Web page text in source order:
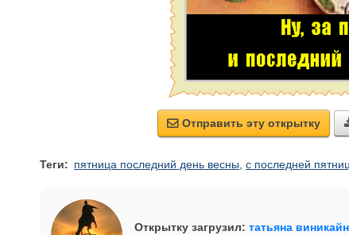
 Отправить эту открытку
Теги: пятница последний день весны с последней
Открытку загрузил: татьяна